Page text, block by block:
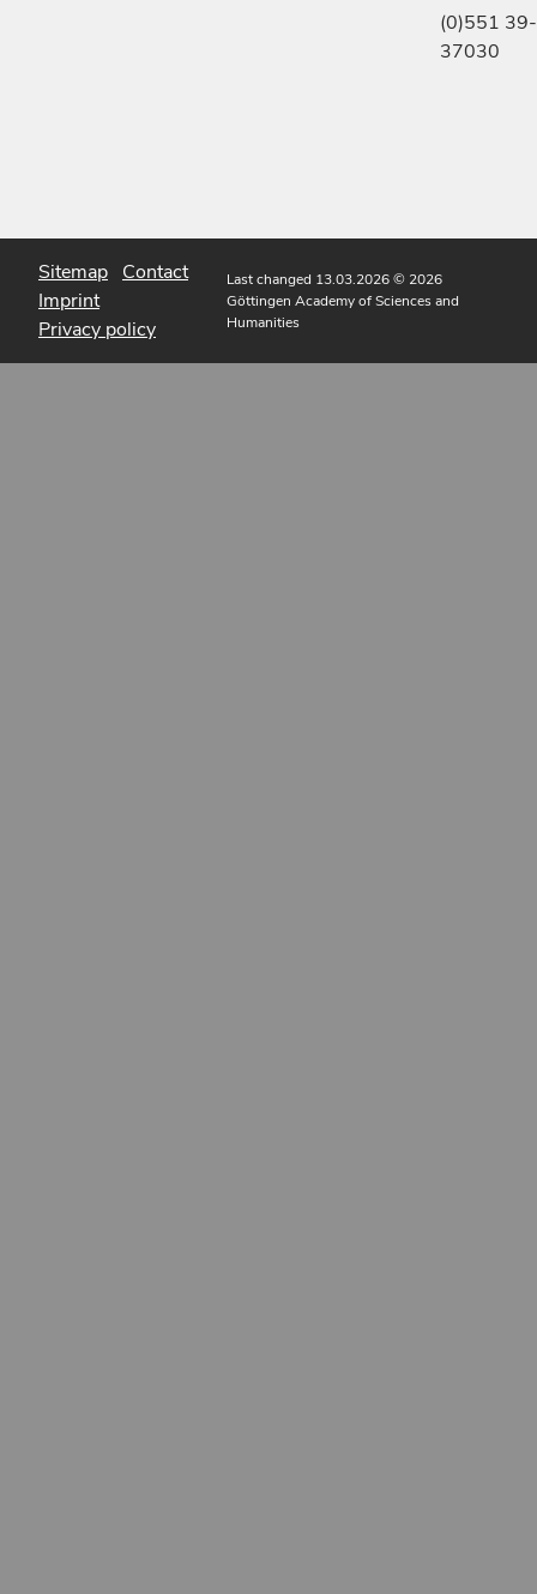
(0)551 39-
37030
Sitemap Contact
Imprint
Privacy policy
Last changed 13.03.2026© 2026
Göttingen Academy of Sciences and
Humanities